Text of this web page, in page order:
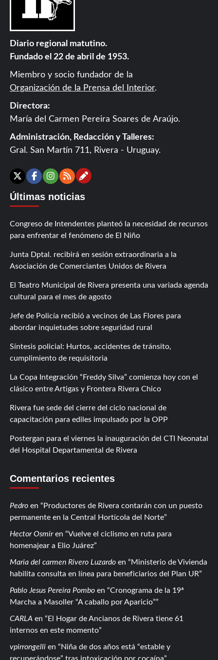
Diario regional matutino.
Fundado el 22 de abril de 1953.
Miembro y socio fundador de la
Organización de la Prensa del Interior.
Directora:
María del Carmen Pereira Soares de Araújo.
Administración, Redacción y Talleres:
Gral. San Martín 711, Rivera - Uruguay.
X Facebook
Instagram
RSSContáctanos
Últimas noticias
Congreso de Intendentes planteó la necesidad de recursos
para enfrentar el fenómeno de El Niño
Junta Dptal. recibirá en sesión extraordinaria a la
Asociación de Comerciantes Unidos de Rivera
El Teatro Municipal de Rivera presenta una variada agenda
cultural para el mes de agosto
Jefe de Policía recibió a vecinos de Las Flores para
abordar inquietudes sobre seguridad rural
Síntesis policial: Hurtos, accidentes de tránsito,
cumplimiento de requisitoria
La Copa Integración “Freddy Silva” comienza hoy con el
clásico entre Artigas y Frontera Rivera Chico
Rivera fue sede del cierre del ciclo nacional de
capacitación para ediles impulsado por la OPP
Postergan para el viernes la inauguración del CTI Neonatal
del Hospital Departamental de Rivera
Comentarios recientes
Pedro en
Productores de Rivera contarán con un puesto
permanente en la Central Hortícola del Norte
Hector Osmiren
Vuelve el ciclismo en ruta para
homenajear a Elio Juárez
Maria del carmen Rivero Luzardo en
Ministerio de Vivienda
habilita consulta en línea para beneficiarios del Plan UR
Pablo Jesus Pereira Pombo en
Cronograma de la 19ª
Marcha a Masoller “A caballo por Aparicio”
CARLA en
El Hogar de Ancianos de Rivera tiene 61
internos en este momento
vpirrongelli en
Niña de dos años está “estable y
recuperándose” tras intoxicación por cocaína